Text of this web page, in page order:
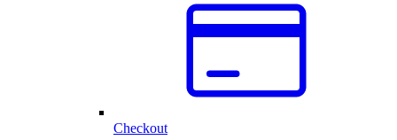
Checkout